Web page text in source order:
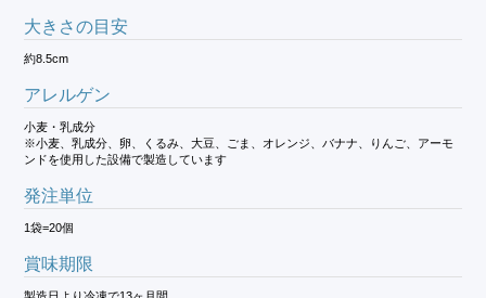
大きさの目安
約8.5cm
アレルゲン
小麦・乳成分
※小麦、乳成分、卵、くるみ、大豆、ごま、オレンジ、バナナ、りんご、アーモ
ンドを使用した設備で製造しています
発注単位
1袋=20個
賞味期限